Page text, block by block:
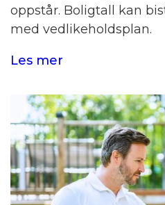
oppstår. Boligtall kan
med vedlikeholdsplan.
Les mer